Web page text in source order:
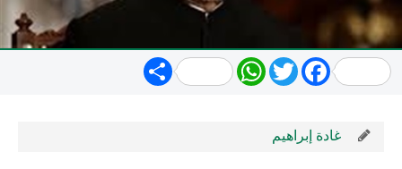
Share WhatsApp
TwitterFacebook
غادة إبراهيم